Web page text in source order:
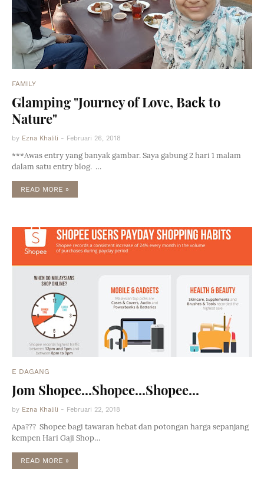
FAMILY
Glamping "Journey of Love, Back to
Nature"
by Ezna Khalili - Februari 26, 2018
***Awas entry yang banyak gambar. Saya gabung 2 hari 1 malam
dalam satu entry blog. …
READ MORE »
E DAGANG
Jom Shopee...Shopee...Shopee...
by Ezna Khalili - Februari 22, 2018
Apa??? Shopee bagi tawaran hebat dan potongan harga sepanjang
kempen Hari Gaji Shop…
READ MORE »